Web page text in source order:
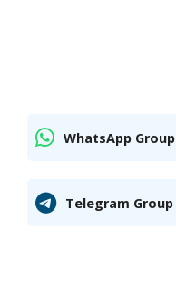
WhatsApp Group
Telegram Group